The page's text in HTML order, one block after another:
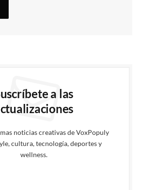
a las
noticias creativas de VoxPopuly
cultura, tecnología, deportes y
wellness.